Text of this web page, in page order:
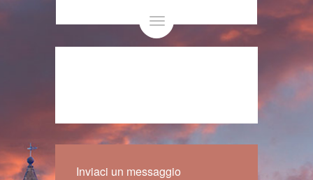
Toggle
navigation
Inviaci un messaggio